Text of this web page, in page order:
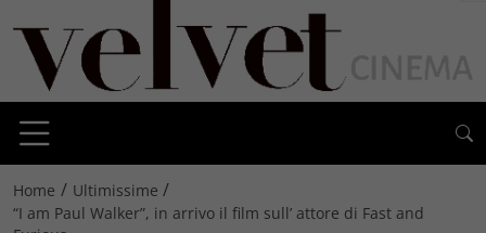
Home / Ultimissime /
“I am Paul Walker”, in arrivo il film sull’ attore di Fast and